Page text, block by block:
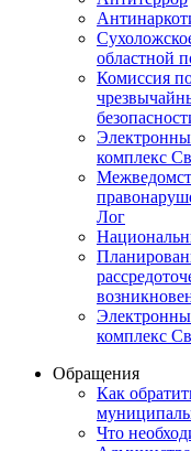
областной
Комиссия
комплекс
Лог
комплекс
Обращения
Как
Что